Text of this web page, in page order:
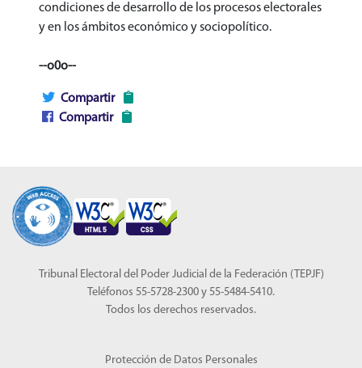
condiciones de desarrollo de los procesos electorales
y en los ámbitos económico y sociopolítico.
--o0o--
Compartir
Compartir
Tribunal Electoral del Poder Judicial de la Federación (TEPJF)
Teléfonos 55-5728-2300 y 55-5484-5410.
Todos los derechos reservados.
Protección de Datos Personales